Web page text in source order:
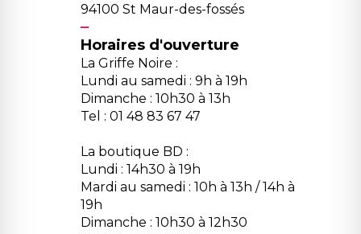
94100 St Maur-des-fossés
Horaires d'ouverture
La Griffe Noire :
Lundi au samedi : 9h à 19h
Dimanche : 10h30 à 13h
Tel : 01 48 83 67 47
La boutique BD :
Lundi : 14h30 à 19h
Mardi au samedi : 10h à 13h / 14h à
19h
Dimanche : 10h30 à 12h30